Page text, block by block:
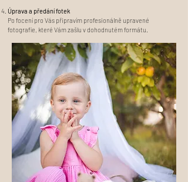
Úprava a předání fotek
Po focení pro Vás připravím profesionálně upravené
fotografie, které Vám zašlu v dohodnutém formátu.